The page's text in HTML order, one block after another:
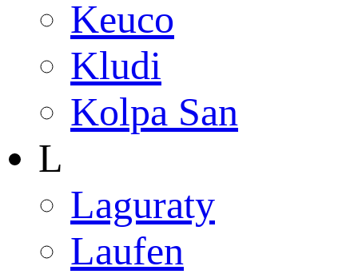
Keuco
Kludi
Kolpa San
L
Laguraty
Laufen